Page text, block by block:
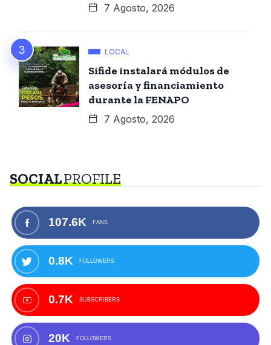
7 Agosto, 2026
LOCAL
Sifide instalará módulos de
asesoría y financiamiento
durante la FENAPO
7 Agosto, 2026
SOCIALPROFILE
107.6K FANS
0.8K FOLLOWERS
0.7K SUBSCRIBERS
20K FOLLOWERS